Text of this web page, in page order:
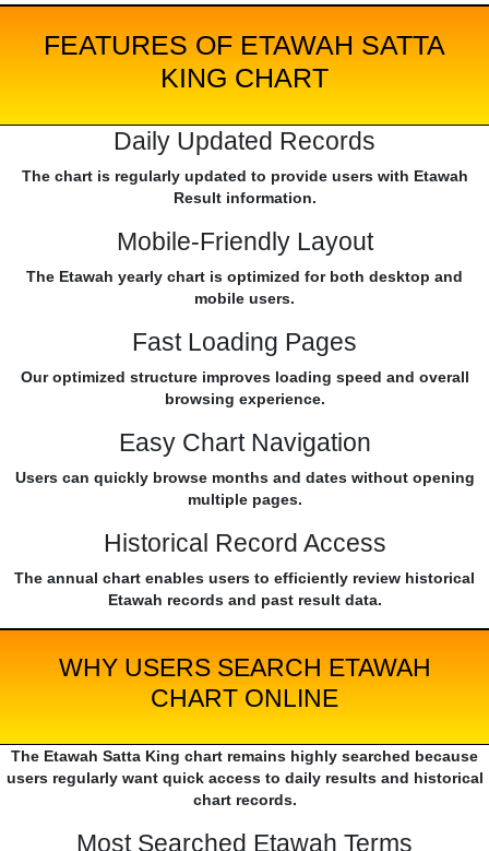
FEATURES OF ETAWAH SATTA
KING CHART
Daily Updated Records
The chart is regularly updated to provide users with Etawah
Result information.
Mobile-Friendly Layout
The Etawah yearly chart is optimized for both desktop and
mobile users.
Fast Loading Pages
Our optimized structure improves loading speed and overall
browsing experience.
Easy Chart Navigation
Users can quickly browse months and dates without opening
multiple pages.
Historical Record Access
The annual chart enables users to efficiently review historical
Etawah records and past result data.
WHY USERS SEARCH ETAWAH
CHART ONLINE
The Etawah Satta King chart remains highly searched because
users regularly want quick access to daily results and historical
chart records.
Most Searched Etawah Terms